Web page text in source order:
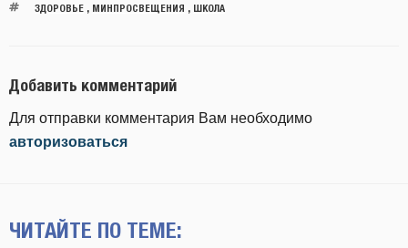
ЗДОРОВЬЕ, МИНПРОСВЕЩЕНИЯ , ШКОЛА
Добавить комментарий
Для отправки комментария Вам необходимо
авторизоваться
ЧИТАЙТЕ ПО ТЕМЕ: